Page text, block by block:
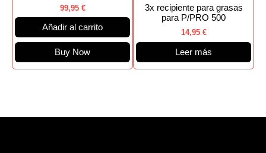
99,95 €
Añadir al carrito
Buy Now
3x recipiente para grasas
para P/PRO 500
14,95 €
Leer más